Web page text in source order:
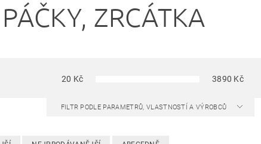
ZRCÁTKA
20 Kč 3890 Kč
FILTR PODLE PARAMETRŮ, VLASTNOSTÍ A VÝROBCŮ